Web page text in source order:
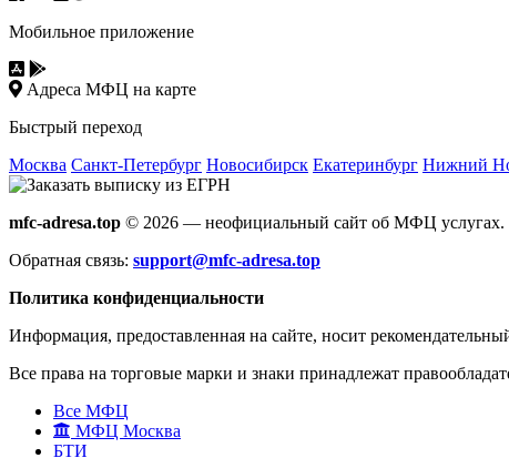
Мобильное приложение
Адреса МФЦ на карте
Быстрый переход
Москва Санкт-Петербург Новосибирск Екатеринбург Нижний
mfc-adresa.top © 2026 — неофициальный сайт об МФЦ услугах.
Обратная связь: support@mfc-adresa.top
Политика конфиденциальности
Информация, предоставленная на сайте, носит
Все права на торговые марки и знаки принадлежат
Все МФЦ
МФЦ Москва
БТИ